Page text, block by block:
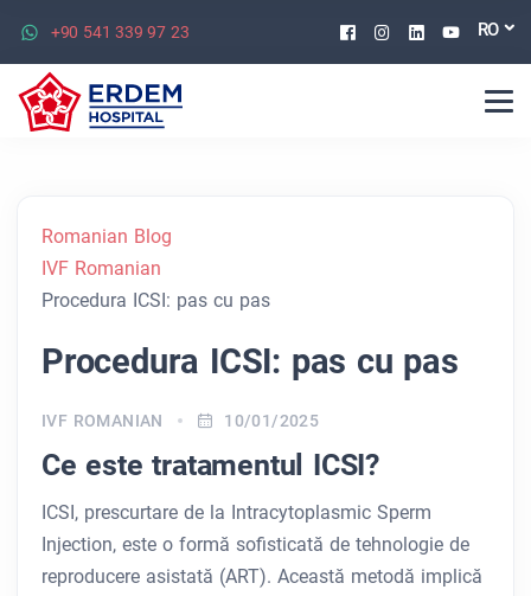
+90 541 339 97 23 Facebook
Instagram
Linkedin
RO
Romanian Blog
IVF Romanian
Procedura ICSI: pas cu pas
Procedura ICSI: pas cu pas
IVF ROMANIAN 10/01/2025
Ce este tratamentul ICSI?
ICSI, prescurtare de la Intracytoplasmic Sperm
Injection, este o formă sofisticată de tehnologie de
reproducere asistată (ART). Această metodă implică